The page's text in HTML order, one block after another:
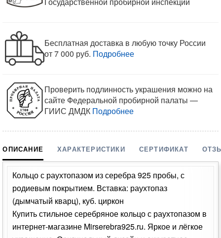
Бесплатная доставка в любую точку России
от 7 000 руб. Подробнее
Проверить подлинность украшения можно на
сайте Федеральной пробирной палаты —
ГИИС ДМДК Подробнее
ОПИСАНИЕ ХАРАКТЕРИСТИКИ СЕРТИФИКАТ
Кольцо с раухтопазом из серебра 925 пробы, с
родиевым покрытием. Вставка: раухтопаз
(дымчатый кварц), куб. циркон
Купить стильное серебряное кольцо с раухтопазом в
интернет-магазине Mirserebra925.ru. Яркое и лёгкое